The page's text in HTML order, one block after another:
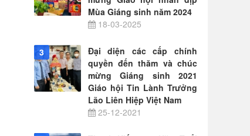
Mùa Giáng sinh năm 2024
18-03-2025
3
Đại diện các cấp chính
quyền đến thăm và chúc
mừng Giáng sinh 2021
Giáo hội Tin Lành Trưởng
Lão Liên Hiệp Việt Nam
25-12-2021